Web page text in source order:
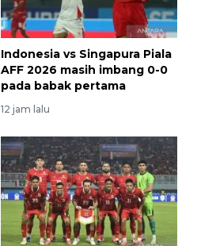
Indonesia vs Singapura Piala
AFF 2026 masih imbang 0-0
pada babak pertama
12 jam lalu